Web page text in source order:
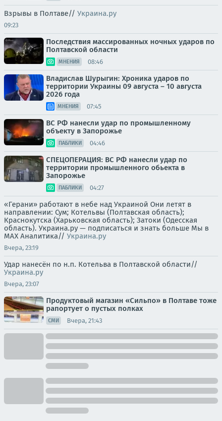
Взрывы в Полтаве// Украина.ру
09:23
Последствия массированных ночных ударов по
Полтавской области
МНЕНИЯ 08:46
Владислав Шурыгин: Хроника ударов по
территории Украины 09 августа – 10 августа
2026 года
МНЕНИЯ 07:45
ВС РФ нанесли удар по промышленному
объекту в Запорожье
ПАБЛИКИ 04:46
СПЕЦОПЕРАЦИЯ: ВС РФ нанесли удар по
территории промышленного обьекта в
Запорожье
ПАБЛИКИ 04:27
«Герани» работают в небе над Украиной Они летят в
направлении: Сум; Котельвы (Полтавская область);
Краснокутска (Харьковская область); Затоки (Одесская
область). Украина.ру — подписаться и знать больше Мы в
MAX Аналитика// Украина.ру
Вчера, 23:19
Удар нанесён по н.п. Котельва в Полтавской области//
Украина.ру
Вчера, 23:07
Продуктовый магазин «Сильпо» в Полтаве тоже
рапортует о пустых полках
СМИ Вчера, 21:43